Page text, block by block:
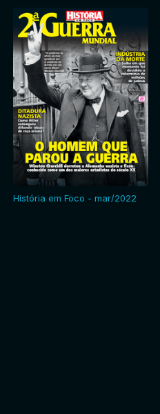
História em Foco - mar/2022